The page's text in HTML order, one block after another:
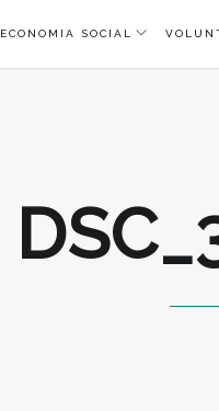
ECONOMIA SOCIAL